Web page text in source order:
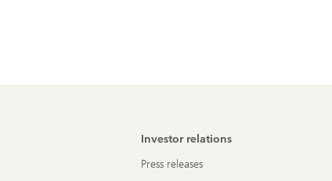
Investor relations
Press releases